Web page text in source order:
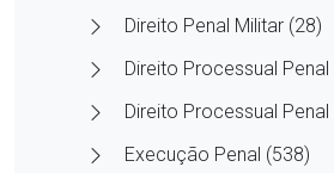
Direito Penal Militar (28)
Direito Processual
Direito Processual Penal
Execução Penal (538)